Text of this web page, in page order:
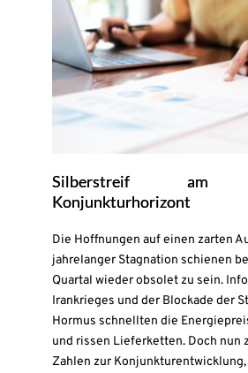
Silberstreif am
Konjunkturhorizont
Die Hoffnungen auf einen zarten
jahrelanger Stagnation schienen
Quartal wieder obsolet zu sein.
Irankrieges und der Blockade der
Hormus schnellten die
und rissen Lieferketten. Doch nun
Zahlen zur Konjunkturentwicklung,